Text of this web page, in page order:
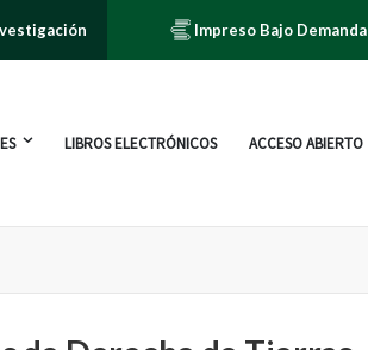
Impreso Bajo Demanda
LIBROS ELECTRÓNICOS ACCESO ABIERTO